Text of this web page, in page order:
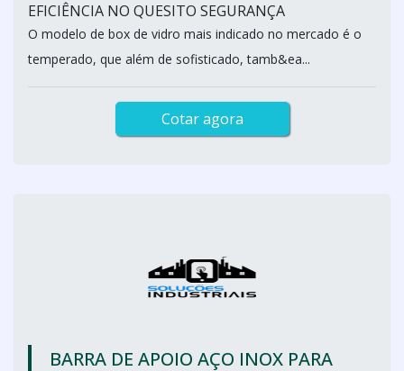
EFICIÊNCIA NO QUESITO SEGURANÇA
O modelo de box de vidro mais indicado no mercado é o
temperado, que além de sofisticado, tamb&ea...
Cotar agora
BARRA DE APOIO AÇO INOX PARA